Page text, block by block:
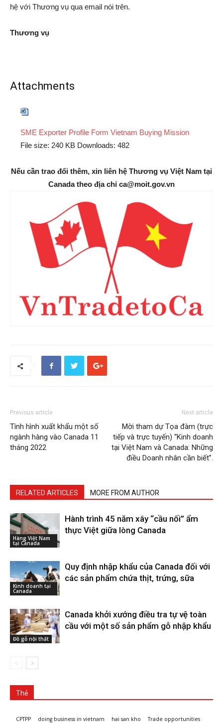
hệ với Thương vụ qua email nói trên.
Thương vụ
Attachments
SME Exporter Profile Form Vietnam Buying Mission
File size: 240 KB Downloads: 482
Nếu cần trao đổi thêm, xin liên hệ Thương vụ Việt Nam tại
Canada theo địa chỉ ca@moit.gov.vn
Previous article
Tình hình xuất khẩu một số
ngành hàng vào Canada 11
tháng 2022
Next article
Mời tham dự Tọa đàm (trực
tiếp và trực tuyến) “Kinh doanh
tại Việt Nam và Canada: Những
điều Doanh nhân cần biết”.
RELATED ARTICLES MORE FROM AUTHOR
Hàng Việt Nam
tại Canada
Hành trình 45 năm xây “cầu nối” ẩm
thực Việt giữa lòng Canada
Kinh doanh tại
Canada
Quy định nhập khẩu của Canada đối với
các sản phẩm chứa thịt, trứng, sữa
Đồ gỗ nội thất
Canada khởi xướng điều tra tự vệ toàn
cầu với một số sản phẩm gỗ nhập khẩu
Thẻ
CPTPP doing business in vietnam hai san kho Trade opportunities